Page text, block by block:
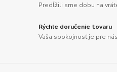
Predĺžili sme dobu na
Rýchle doručenie tovaru
Vaša spokojnosť je pre